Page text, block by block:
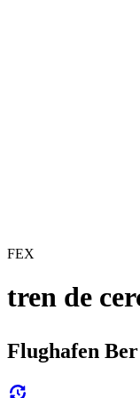
FEX
tren de
Flughafen